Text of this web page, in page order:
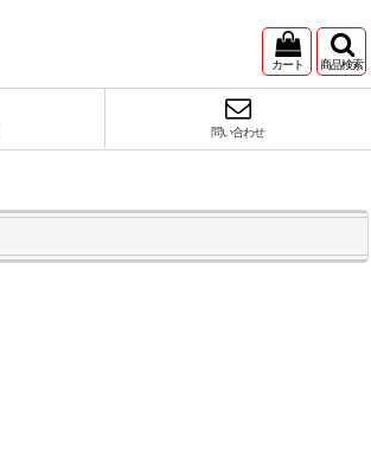
カート 商品検索
問い合わせ